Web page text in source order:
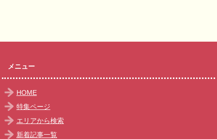
メニュー
HOME
特集ページ
エリアから検索
新着記事一覧